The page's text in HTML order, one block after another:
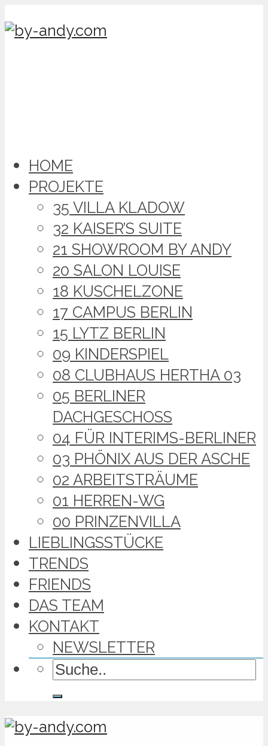
HOME
PROJEKTE
35 VILLA KLADOW
32 KAISER’S SUITE
21 SHOWROOM BY ANDY
20 SALON LOUISE
18 KUSCHELZONE
17 CAMPUS BERLIN
15 LYTZ BERLIN
09 KINDERSPIEL
08 CLUBHAUS HERTHA 03
05 BERLINER
DACHGESCHOSS
04 FÜR INTERIMS-BERLINER
03 PHÖNIX AUS DER ASCHE
02 ARBEITSTRÄUME
01 HERREN-WG
00 PRINZENVILLA
LIEBLINGSSTÜCKE
TRENDS
FRIENDS
DAS TEAM
KONTAKT
NEWSLETTER